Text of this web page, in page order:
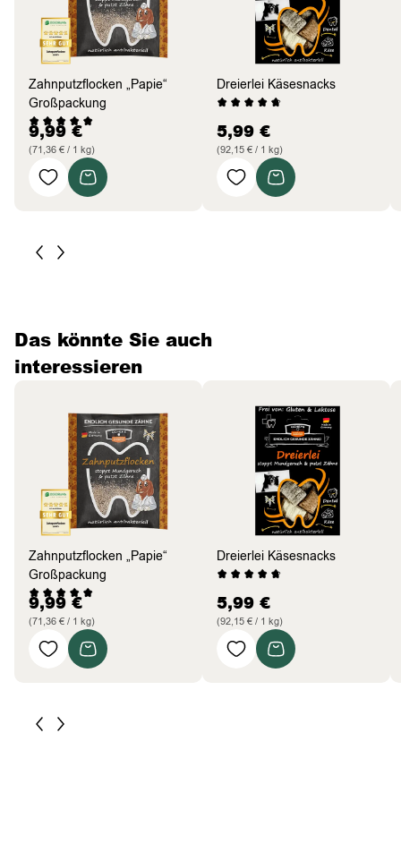
Zahnputzflocken „Papie“
Großpackung
9,99€
(71,36 € / 1 kg)
Dreierlei Käsesnacks
5,99 €
(92,15 € / 1 kg)
Das könnte Sie auch
interessieren
Zahnputzflocken „Papie“
Großpackung
9,99€
(71,36 € / 1 kg)
Dreierlei Käsesnacks
5,99 €
(92,15 € / 1 kg)